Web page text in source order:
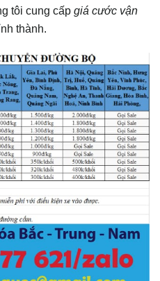
tôi cung cấpgiácước vận
thành.